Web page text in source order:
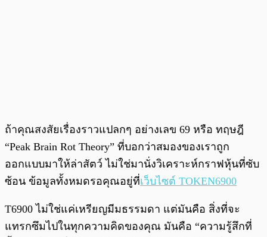
ถ้าคุณสงสัยเรื่องราวแปลกๆ อย่างเลข 69 หรือ ทฤษฎี
“Peak Brain Rot Theory” ที่บอกว่าสมองของเราถูก
ออกแบบมาให้ล่าสัตว์ ไม่ใช่มานั่งวิเคราะห์กราฟหุ้นที่ซับ
ซ้อน ข้อมูลทั้งหมดรอคุณอยู่ที่เว็บไซต์ TOKEN6900
T6900 ไม่ใช่แค่เหรียญมีมธรรมดา แต่มันคือ สิ่งที่จะ
แทรกซึมไปในทุกความคิดของคุณ มันคือ “ความรู้สึกที่